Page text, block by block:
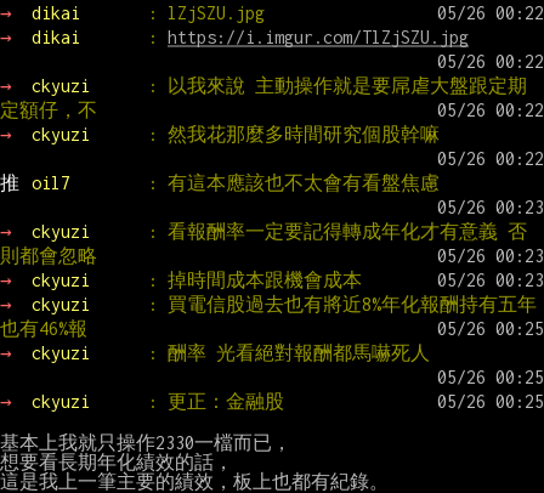
→
dikai
: lZjSZU.jpg
→
dikai : https://i.imgur.com/TlZjSZU.jpg
→ ckyuzi
: 以我來說 主動操作就是要屌虐大盤跟定期
定額仔，不
→
ckyuzi : 然我花那麼多時間研究個股幹嘛
推 oil7 : 有這本應該也不太會有看盤焦慮
→ ckyuzi
: 看報酬率一定要記得轉成年化才有意義 否
則都會忽略
→
ckyuzi
: 掉時間成本跟機會成本
→
ckyuzi
: 買電信股過去也有將近8%年化報酬持有五年
也有46%報
→
ckyuzi : 酬率 光看絕對報酬都馬嚇死人
→ ckyuzi
: 更正：金融股
基本上我就只操作2330一檔而已，
想要看長期年化績效的話，
這是我上一筆主要的績效，板上也都有紀錄。